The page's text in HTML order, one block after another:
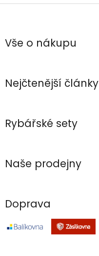
Z
pVše o nákupu
Nejčtenější články
Rybářské sety
Naše prodejny
Doprava